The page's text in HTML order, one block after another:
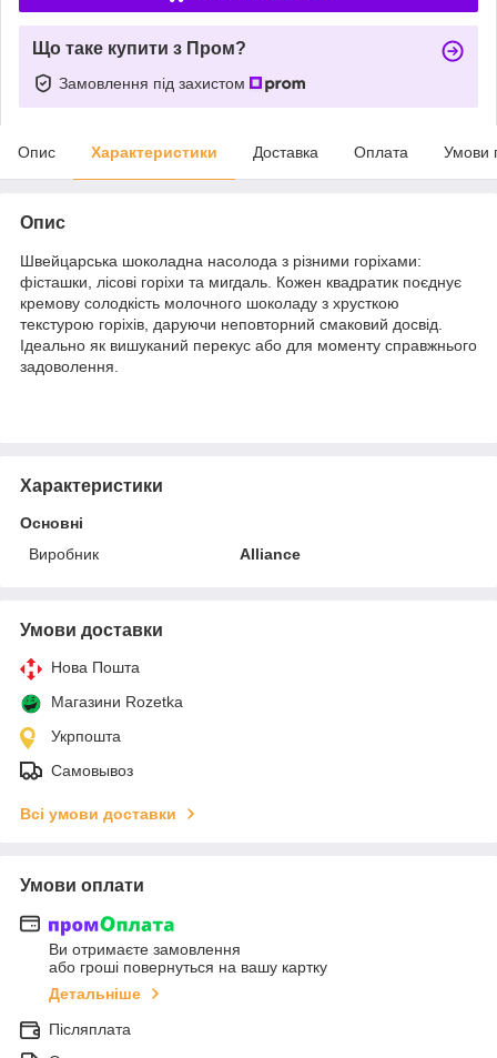
Що таке купити з Пром?
Замовлення під захистом
Опис Характеристики Доставка Оплата Умови
Опис
Швейцарська шоколадна насолода з різними горіхами:
фісташки, лісові горіхи та мигдаль. Кожен квадратик поєднує
кремову солодкість молочного шоколаду з хрусткою
текстурою горіхів, даруючи неповторний смаковий досвід.
Ідеально як вишуканий перекус або для моменту справжнього
задоволення.
Характеристики
Основні
Виробник
Alliance
Умови доставки
Нова Пошта
Магазини Rozetka
Укрпошта
Самовывоз
Всі умови доставки
Умови оплати
Ви отримаєте замовлення
або гроші повернуться на вашу картку
Детальніше
Післяплата